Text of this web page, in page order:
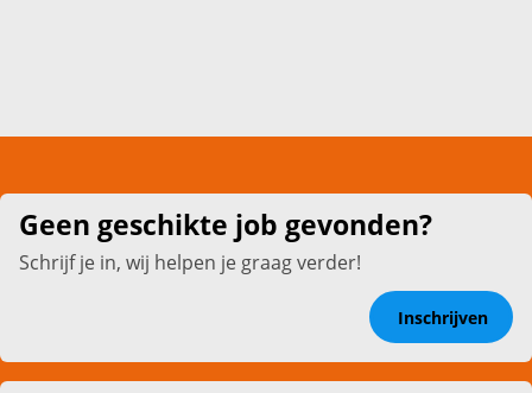
Geen geschikte job gevonden?
Schrijf je in, wij helpen je graag verder!
Inschrijven